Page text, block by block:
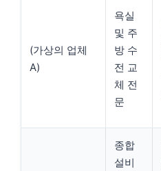
(가상의 업체
A)
욕실
및 주
방 수
전 교
체 전
문
종합
설비